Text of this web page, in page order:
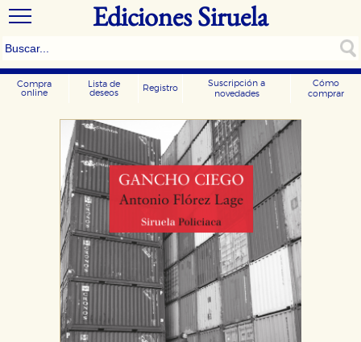
Ediciones Siruela
Compra
online
Lista de
deseos
Registro
Suscripción a
novedades
Cómo
comprar